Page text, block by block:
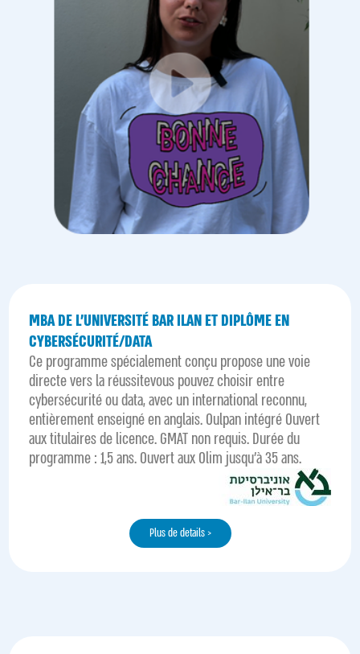
MBA DE L’UNIVERSITÉ BAR ILAN ET DIPLÔME EN
CYBERSÉCURITÉ/DATA
Ce programme spécialement conçu propose une voie
directe vers la réussitevous pouvez choisir entre
cybersécurité ou data, avec un international reconnu,
entièrement enseigné en anglais. Oulpan intégré Ouvert
aux titulaires de licence. GMAT non requis. Durée du
programme : 1,5 ans. Ouvert aux Olim jusqu’à 35 ans.
Plus de details >